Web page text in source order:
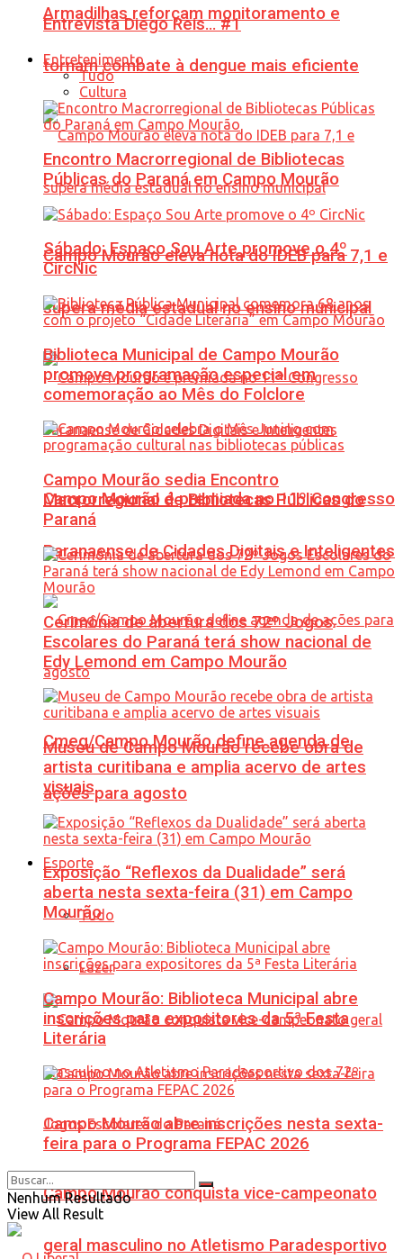
Armadilhas reforçam monitoramento e
tornam combate à dengue mais eficiente
Campo Mourão eleva nota do IDEB para 7,1 e
supera média estadual no ensino municipal
Campo Mourão é premiada no 11º Congresso
Paranaense de Cidades Digitais e Inteligentes
Cmeg/Campo Mourão define agenda de
ações para agosto
Esporte
Tudo
Lazer
Campo Mourão conquista vice-campeonato
geral masculino no Atletismo Paradesportivo
Entrevista Diego Reis… #1
Entretenimento
Tudo
Cultura
Encontro Macrorregional de Bibliotecas
Públicas do Paraná em Campo Mourão
Sábado: Espaço Sou Arte promove o 4º
CircNic
Biblioteca Municipal de Campo Mourão
promove programação especial em
comemoração ao Mês do Folclore
Campo Mourão sedia Encontro
Macrorregional de Bibliotecas Públicas do
Paraná
Cerimônia de abertura dos 72º Jogos
Escolares do Paraná terá show nacional de
Edy Lemond em Campo Mourão
Museu de Campo Mourão recebe obra de
artista curitibana e amplia acervo de artes
visuais
Exposição “Reflexos da Dualidade” será
aberta nesta sexta-feira (31) em Campo
Mourão
Campo Mourão: Biblioteca Municipal abre
inscrições para expositores da 5ª Festa
Literária
Campo Mourão abre inscrições nesta sexta-
feira para o Programa FEPAC 2026
Nenhum Resultado
View All Result